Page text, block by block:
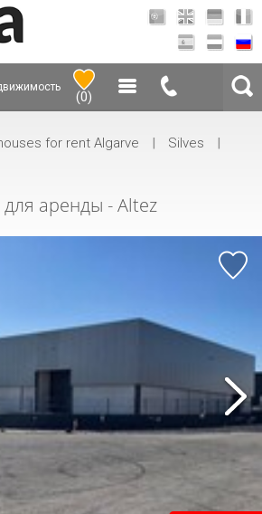
(0)
for rent Algarve | Silves
|
аренды - Altez